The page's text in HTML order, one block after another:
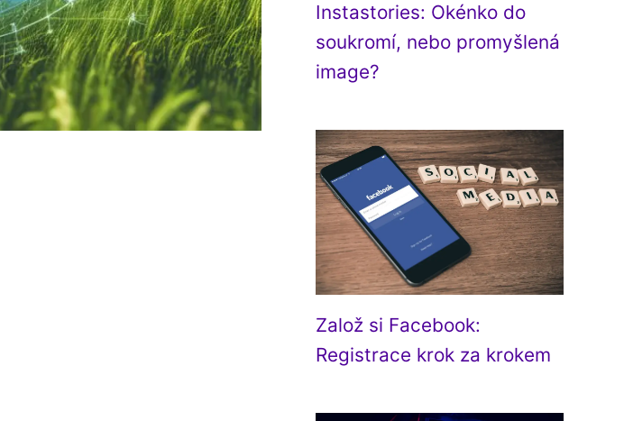
Instastories: Okénko do
soukromí, nebo promyšlená
image?
Založ si Facebook:
Registrace krok za krokem